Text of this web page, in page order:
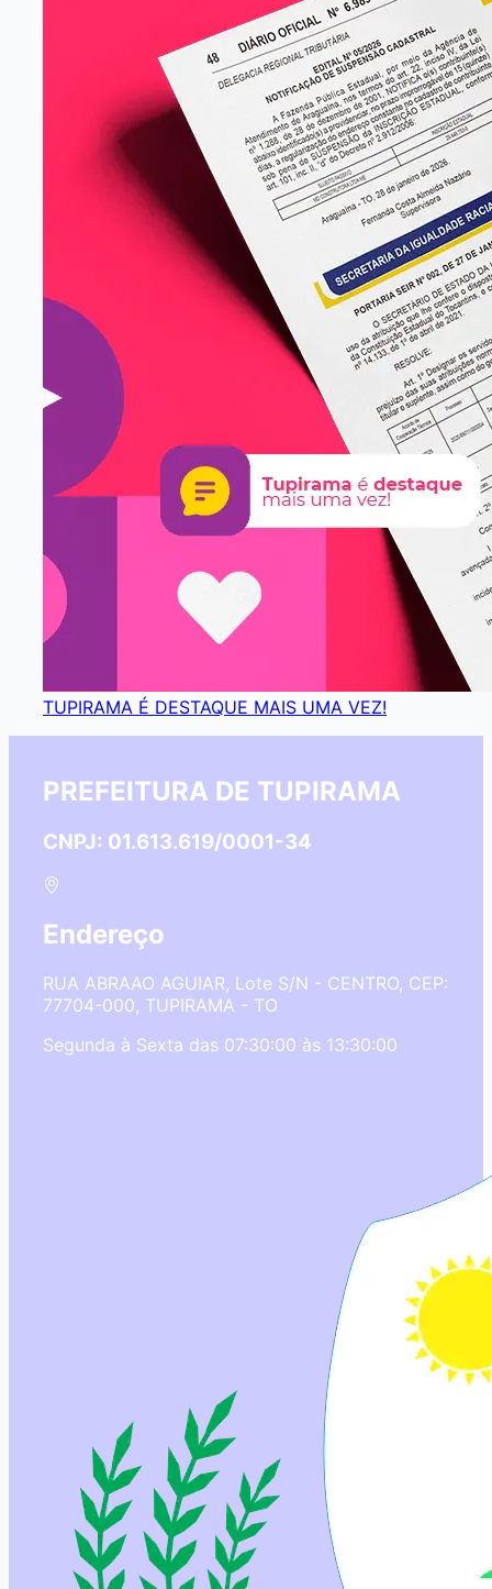
TUPIRAMA É DESTAQUE MAIS UMA VEZ!
PREFEITURA DE TUPIRAMA
CNPJ: 01.613.619/0001-34
Endereço
RUA ABRAAO AGUIAR, Lote S/N - CENTRO, CEP:
77704-000, TUPIRAMA - TO
Segunda à Sexta das 07:30:00 às 13:30:00